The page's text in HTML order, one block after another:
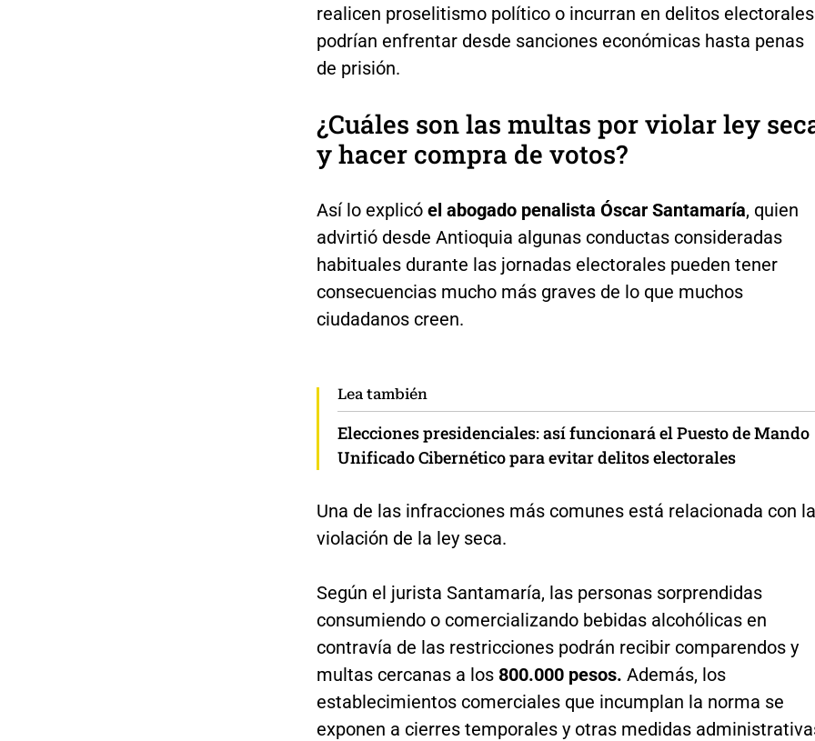
realicen proselitismo político o incurran en delitos electorales
podrían enfrentar desde sanciones económicas hasta penas
de prisión.
¿Cuáles son las multas por violar ley
y hacer compra de votos?
Así lo explicó el abogado penalista Óscar Santamaría, quien
advirtió desde Antioquia algunas conductas consideradas
habituales durante las jornadas electorales pueden tener
consecuencias mucho más graves de lo que muchos
ciudadanos creen.
Lea también
Elecciones presidenciales: así funcionará el Puesto de Mando
Unificado Cibernético para evitar delitos electorales
Una de las infracciones más comunes está relacionada con la
violación de la ley seca.
Según el jurista Santamaría, las personas sorprendidas
consumiendo o comercializando bebidas alcohólicas en
contravía de las restricciones podrán recibir comparendos y
multas cercanas a los 800.000 pesos. Además, los
establecimientos comerciales que incumplan la norma se
exponen a cierres temporales y otras medidas